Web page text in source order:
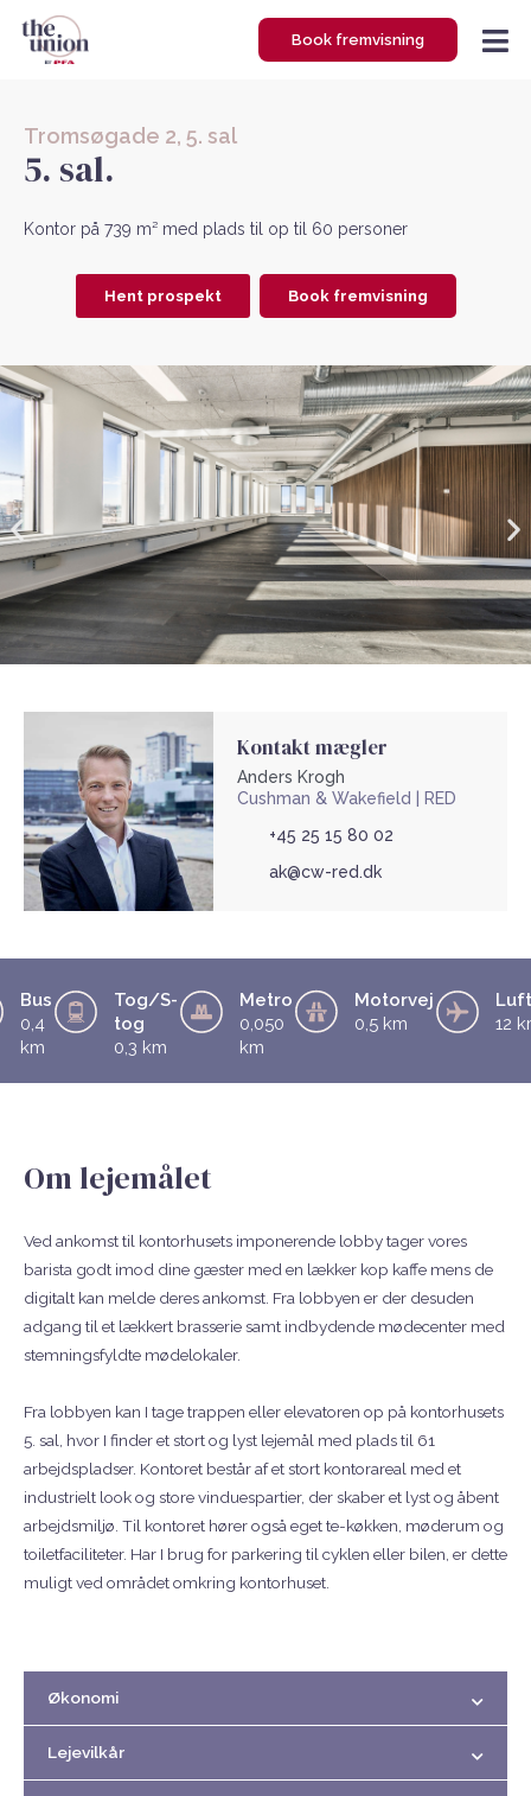
Book fremvisning
Tromsøgade 2, 5. sal
5. sal.
Kontor på 739 m² med plads til op til 60 personer
Hent prospekt Book fremvisning
Kontakt mægler
Anders Krogh
Cushman & Wakefield | RED
+45 25 15 80 02
ak@cw-red.dk
Bus
0,4
km
Tog/S-
tog
0,3 km
Metro
0,050
km
Motorvej
0,5 km
12
Om lejemålet
Ved ankomst til kontorhusets imponerende lobby tager vores
barista godt imod dine gæster med en lækker kop kaffe mens de
digitalt kan melde deres ankomst. Fra lobbyen er der desuden
adgang til et lækkert brasserie samt indbydende mødecenter med
stemningsfyldte mødelokaler.
Fra lobbyen kan I tage trappen eller elevatoren op på kontorhusets
5. sal, hvor I finder et stort og lyst lejemål med plads til 61
arbejdspladser. Kontoret består af et stort kontorareal med et
industrielt look og store vinduespartier, der skaber et lyst og åbent
arbejdsmiljø. Til kontoret hører også eget te-køkken, møderum og
toiletfaciliteter. Har I brug for parkering til cyklen eller bilen, er dette
muligt ved området omkring kontorhuset.
Økonomi
Lejevilkår